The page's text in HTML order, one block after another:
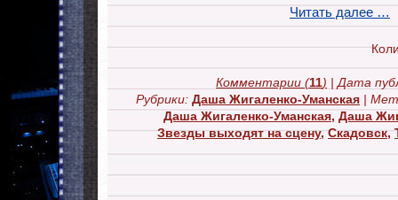
Читать далее …
Комментарии (11) | Дата
Рубрики: Даша Жигаленко-Уманская |
Даша Жигаленко-Уманская, Даша
Звезды выходят на сцену,Скадовск,